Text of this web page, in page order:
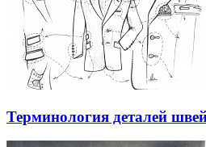
Терминология деталей